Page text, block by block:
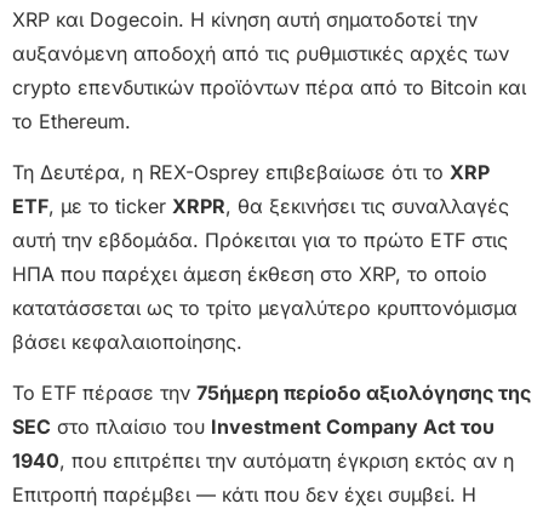
XRP και Dogecoin. Η κίνηση αυτή σηματοδοτεί την
αυξανόμενη αποδοχή από τις ρυθμιστικές αρχές των
crypto επενδυτικών προϊόντων πέρα από το Bitcoin και
το Ethereum.
Τη Δευτέρα, η REX-Osprey επιβεβαίωσε ότι το XRP
ETF, με το ticker XRPR, θα ξεκινήσει τις συναλλαγές
αυτή την εβδομάδα. Πρόκειται για το πρώτο ETF στις
ΗΠΑ που παρέχει άμεση έκθεση στο XRP, το οποίο
κατατάσσεται ως το τρίτο μεγαλύτερο κρυπτονόμισμα
βάσει κεφαλαιοποίησης.
Το ETF πέρασε την 75ήμερη περίοδο αξιολόγησης της
SEC στο πλαίσιο του Investment Company Act του
1940, που επιτρέπει την αυτόματη έγκριση εκτός αν η
Επιτροπή παρέμβει — κάτι που δεν έχει συμβεί. Η